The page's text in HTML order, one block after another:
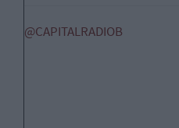
@CAPITALRADIOB